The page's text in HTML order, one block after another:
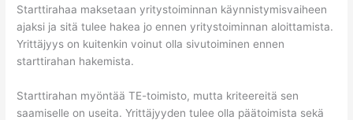
Starttirahaa maksetaan yritystoiminnan käynnistymisvaiheen
ajaksi ja sitä tulee hakea jo ennen yritystoiminnan aloittamista.
Yrittäjyys on kuitenkin voinut olla sivutoiminen ennen
starttirahan hakemista.
Starttirahan myöntää TE-toimisto, mutta kriteereitä sen
saamiselle on useita. Yrittäjyyden tulee olla päätoimista sekä